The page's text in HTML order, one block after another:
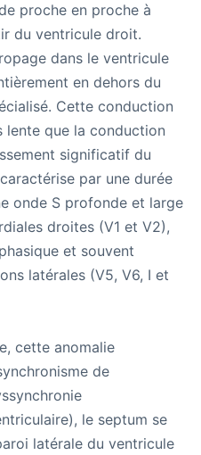
proche en proche à
du ventricule droit.
dans le ventricule
en dehors du
Cette conduction
lente que la conduction
significatif du
par une durée
onde S profonde et large
droites (V1 et V2),
et souvent
latérales (V5, V6, I et
cette anomalie
de
le septum se
latérale du ventricule